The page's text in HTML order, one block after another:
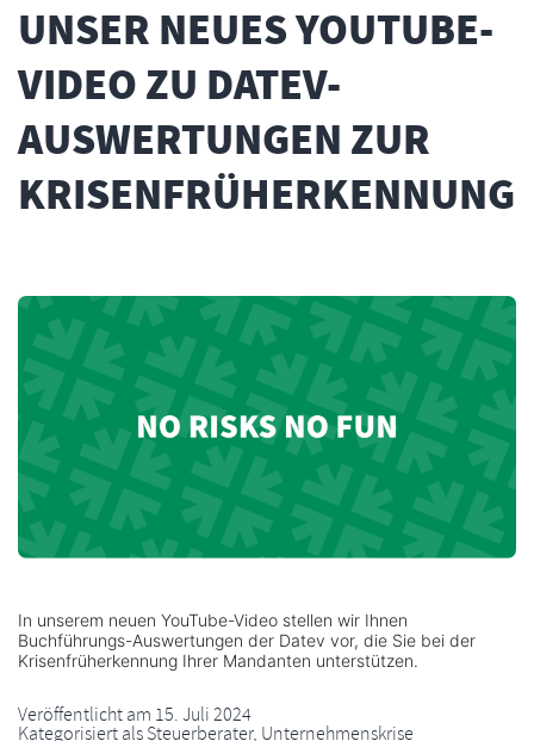
UNSER NEUES YOUTUBE-
VIDEO ZU DATEV-
AUSWERTUNGEN ZUR
KRISENFRÜHERKENNUNG
In unserem neuen YouTube-Video stellen wir Ihnen
Buchführungs-Auswertungen der Datev vor, die Sie bei der
Krisenfrüherkennung Ihrer Mandanten unterstützen.
Veröffentlicht am 15. Juli 2024
Kategorisiert alsSteuerberater, Unternehmenskrise